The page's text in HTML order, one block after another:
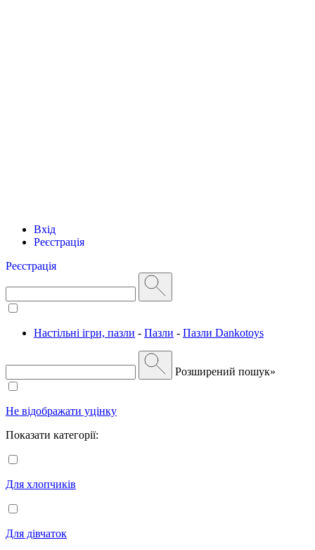
Вхід
Реєстрація
Реєстрація
Настільні ігри, пазли - Пазли - Пазли Dankotoys
Розширений пошук»
Не відображати уцінку
Показати категорії:
Для хлопчиків
Для дівчаток